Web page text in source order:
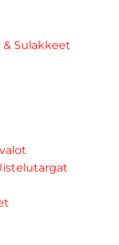
Sulakkeet